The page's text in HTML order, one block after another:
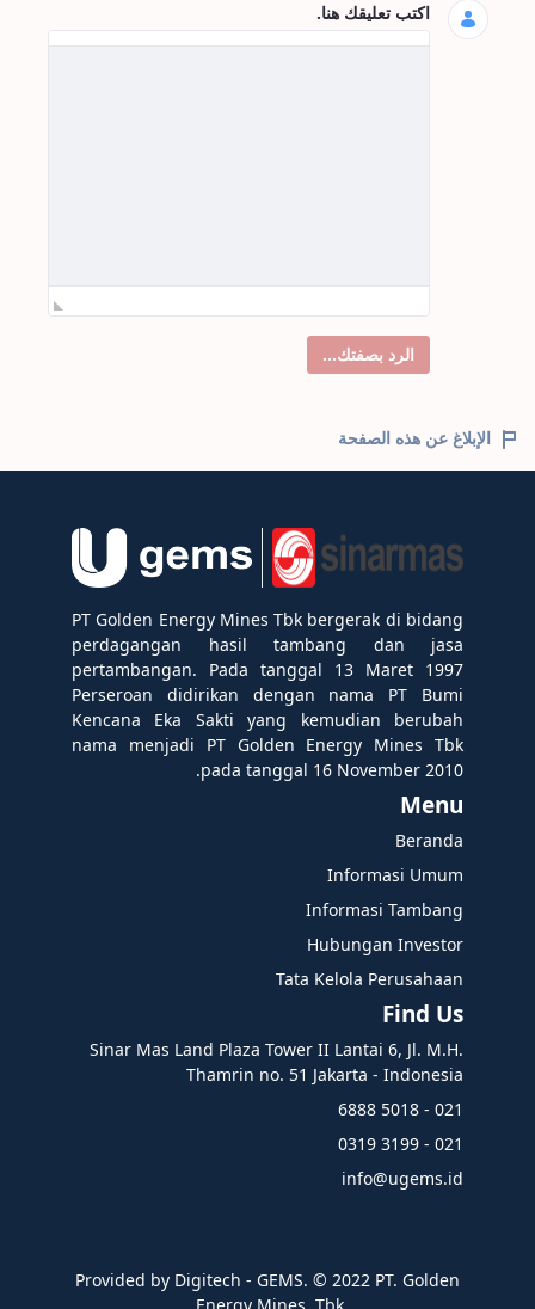
اكتب تعليقك هنا.
الرد بصفتك...
الإبلاغ عن هذه الصفحة
PT Golden Energy Mines Tbk bergerak di bidang
perdagangan hasil tambang dan jasa
pertambangan. Pada tanggal 13 Maret 1997
Perseroan didirikan dengan nama PT Bumi
Kencana Eka Sakti yang kemudian berubah
nama menjadi PT Golden Energy Mines Tbk
pada tanggal 16 November 2010.
Menu
Beranda
Informasi Umum
Informasi Tambang
Hubungan Investor
Tata Kelola Perusahaan
Find Us
Sinar Mas Land Plaza Tower II Lantai 6, Jl. M.H.
Thamrin no. 51 Jakarta - Indonesia
021 - 5018 6888
021 - 3199 0319
info@ugems.id
Provided by Digitech - GEMS. ©️ 2022 PT. Golden